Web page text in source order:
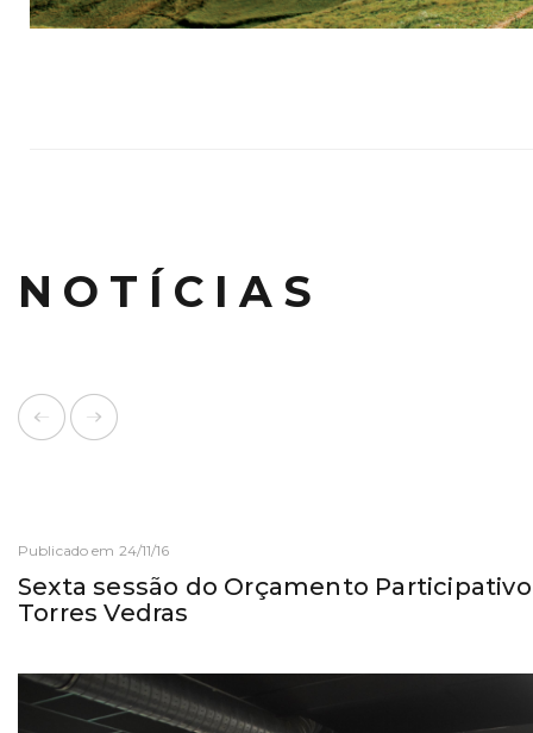
NOTÍCIAS
Publicado em 24/11/16
Sexta sessão do Orçamento
Torres Vedras